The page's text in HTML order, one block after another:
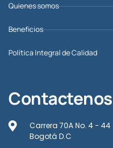
Quienes somos
Beneficios
Política Integral de Calidad
Contactenos
Carrera 70A No. 4 - 44
Bogotá D.C